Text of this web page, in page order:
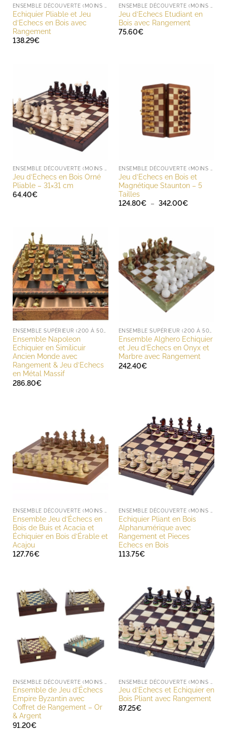
Echiquier Pliable et Jeu
d’Echecs en Bois avec
Rangement
138.29€
Jeu d’Echecs Etudiant en
Bois avec Rangement
75.60€
Jeu d’Echecs en Bois Orné
Pliable – 31×31 cm
64.40€
Jeu d’Echecs en Bois et
Magnétique Staunton – 5
Tailles
124.80€ – 342.00€Plage
ENSEMBLE SUPÉRIEUR (200 À 500 EUROS)
Ensemble Napoleon
Echiquier en Similicuir
Ancien Monde avec
Rangement & Jeu d’Echecs
en Métal Massif
286.80€
ENSEMBLE SUPÉRIEUR (200 À 500 EUROS)
Ensemble Alghero Echiquier
et Jeu d’Echecs en Onyx et
Marbre avec Rangement
242.40€
Ensemble Jeu d’Échecs en
Bois de Buis et Acacia et
Échiquier en Bois d’Érable et
Acajou
127.76€
Echiquier Pliant en Bois
Alphanumérique avec
Rangement et Pieces
Echecs en Bois
113.75€
Ensemble de Jeu d’Échecs
Empire Byzantin avec
Coffret de Rangement – Or
& Argent
91.20€
Jeu d’Echecs et Echiquier en
Bois Pliant avec Rangement
87.25€